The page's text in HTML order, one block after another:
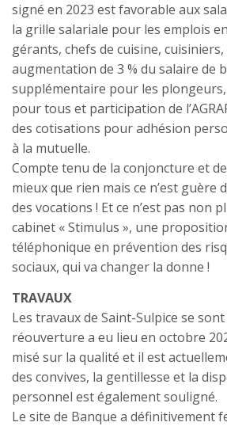
signé en 2023 est favorable aux
la grille salariale pour les emplois
gérants, chefs de cuisine, cuisiniers,
augmentation de 3 % du salaire de
supplémentaire pour les
pour tous et participation de
des cotisations pour adhésion
à la mutuelle.
Compte tenu de la conjoncture et de
mieux que rien mais ce n’est guère
des vocations ! Et ce n’est pas non
cabinet « Stimulus », une
téléphonique en prévention des
sociaux, qui va changer la donne !
TRAVAUX
Les travaux de Saint-Sulpice se
réouverture a eu lieu en octobre
misé sur la qualité et il est
des convives, la gentillesse et la
personnel est également souligné.
Le site de Banque a définitivement